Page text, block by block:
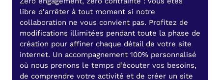
libre d’arrêter à tout moment si notre
collaboration ne vous convient pas. Profitez de
modifications illimitées pendant toute la phase de
création pour affiner chaque détail de votre site
internet. Un accompagnement 100% personnalisé
où nous prenons le temps d’écouter vos besoins,
de comprendre votre activité et de créer un site